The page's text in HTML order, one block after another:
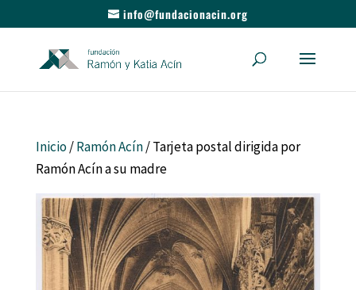
info@fundacionacin.org
Inicio/Ramón Acín/ Tarjeta postal dirigida por
Ramón Acín a su madre